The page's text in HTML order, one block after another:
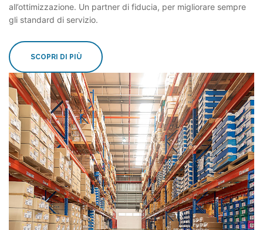
all’ottimizzazione. Un partner di fiducia, per migliorare sempre
gli standard di servizio.
SCOPRI DI PIÙ